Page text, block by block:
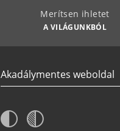
Merítsen ihletet
A VILÁGUNKBÓL
Akadálymentes weboldal